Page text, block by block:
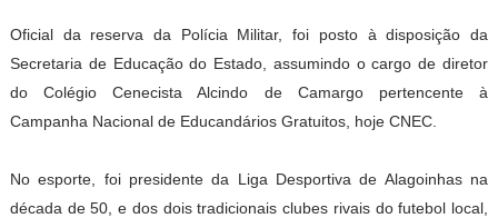
Oficial da reserva da Polícia Militar, foi posto à disposição da
Secretaria de Educação do Estado, assumindo o cargo de diretor
do Colégio Cenecista Alcindo de Camargo pertencente à
Campanha Nacional de Educandários Gratuitos, hoje CNEC.
No esporte, foi presidente da Liga Desportiva de Alagoinhas na
década de 50, e dos dois tradicionais clubes rivais do futebol local,